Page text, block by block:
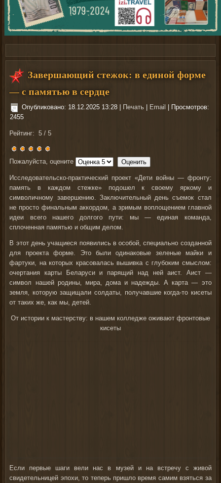
rybalka/katushki.htmlна сайте nachodki.ru
Завершающий стежок: в единой форме
— с памятью в сердце
Опубликовано: 18.12.2025 13:28 Печать Email
| Просмотров:
2455
Рейтинг:5 /5
Пожалуйста, оцените
Исследовательско-практический проект «Дети войны — фронту:
память в каждом стежке» подошел к своему яркому и
символичному завершению. Заключительный день съемок стал
не просто финальным аккордом, а зримым воплощением главной
идеи всего нашего долгого пути: мы — единая команда,
сплоченная памятью и общим делом.
В этот день учащиеся появились в особой, специально созданной
для проекта форме. Это были одинаковые зеленые майки и
фартуки, на которых красовалась вышивка с глубоким смыслом:
очертания карты Беларуси и парящий над ней аист. Аист —
символ нашей родины, мира, дома и надежды. А карта — это
земля, которую защищали солдаты, получавшие когда-то кисеты
от таких же, как мы, детей.
От истории к мастерству: в нашем колледже оживают фронтовые
кисеты
Если первые шаги вели нас в музей и на встречу с живой
свидетельницей эпохи, то теперь пришло время самим взяться за